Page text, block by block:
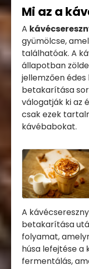
Mi az a
A
gyümölcse,
találhatóak. A
állapotban
jellemzően édes
betakarítása
válogatják ki az
csak ezek
kávébabokat.
A
betakarítása
folyamat,
húsa lefejtése a
fermentálás,